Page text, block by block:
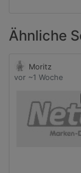
Ähnliche
Moritz
vor ~1 Woche